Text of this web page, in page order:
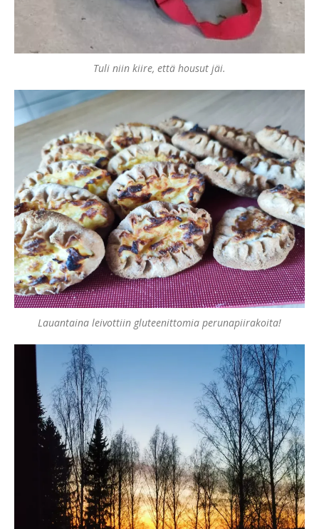
Tuli niin kiire, että housut jäi.
Lauantaina leivottiin gluteenittomia perunapiirakoita!